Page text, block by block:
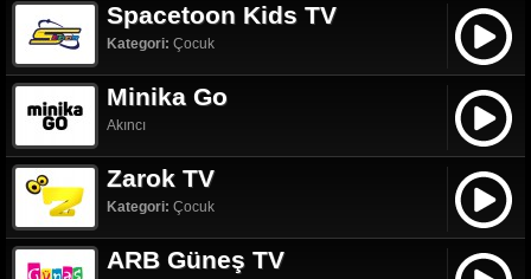
Spacetoon Kids TV
Kategori: Çocuk
Minika Go
Akıncı
Zarok TV
Kategori: Çocuk
ARB Güneş TV